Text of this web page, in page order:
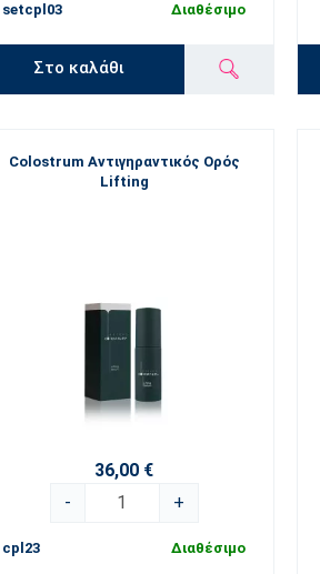
setcpl03 Διαθέσιμο
Στο καλάθι
Colostrum Αντιγηραντικός Ορός
Lifting
36,00 €
-
+
cpl23 Διαθέσιμο